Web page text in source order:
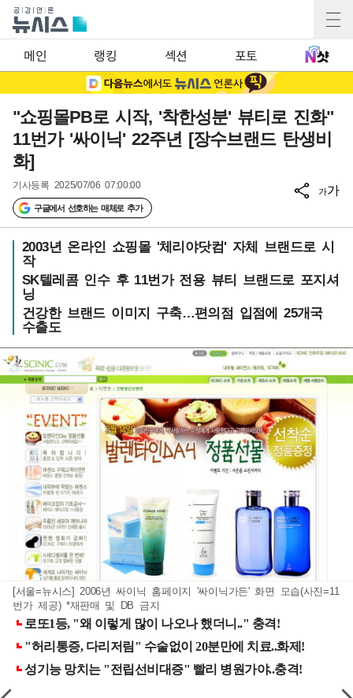
메인 랭킹 섹션 포토
"쇼핑몰PB로 시작, '착한성분' 뷰티로 진화"
11번가 '싸이닉' 22주년 [장수브랜드 탄생비
화]
기사등록 2025/07/06 07:00:00
구글에서 선호하는 매체로 추가
가가
2003년 온라인 쇼핑몰 '체리야닷컴' 자체 브랜드로 시
작
SK텔레콤 인수 후 11번가 전용 뷰티 브랜드로 포지셔
닝
건강한 브랜드 이미지 구축…편의점 입점에 25개국
수출도
[서울=뉴시스] 2006년 싸이닉 홈페이지 '싸이닉가든' 화면 모습(사진=11
번가 제공) *재판매 및 DB 금지